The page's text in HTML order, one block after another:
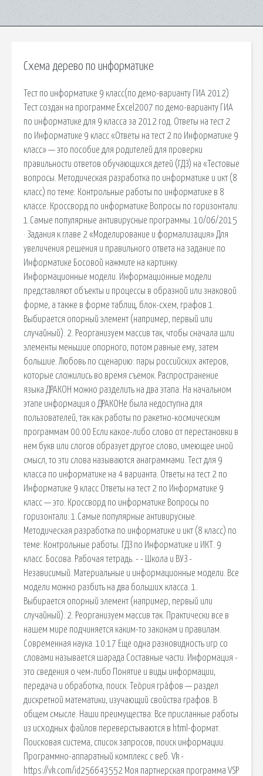
Схема дерево по информатике
Тест по информатике 9 класс(по демо-варианту ГИА 2012)
Тест создан на программе Excel2007 по демо-варианту ГИА
по информатике для 9 класса за 2012 год. Ответы на тест 2
по Информатике 9 класс «Ответы на тест 2 по Информатике 9
класс» — это пособие для родителей для проверки
правильности ответов обучающихся детей (ГДЗ) на «Тестовые
вопросы. Методическая разработка по информатике и икт (8
класс) по теме: Контрольные работы по информатике в 8
классе. Кроссворд по информатике Вопросы по горизонтали:
1.Самые популярные антивирусные программы. 10/06/2015
· Задания к главе 2 «Моделирование и формализация» Для
увеличения решения и правильного ответа на задание по
Информатике Босовой нажмите на картинку.
Информационные модели. Информационные модели
представляют объекты и процессы в образной или знаковой
форме, а также в форме таблиц, блок-схем, графов 1.
Выбирается опорный элемент (например, первый или
случайный). 2. Реорганизуем массив так, чтобы сначала шли
элементы меньшие опорного, потом равные ему, затем
большие. Любовь по сценарию: пары российских актеров,
которые сложились во время съемок. Распространение
языка ДРАКОН можно разделить на два этапа. На начальном
этапе информация о ДРАКОНе была недоступна для
пользователей, так как работы по ракетно-космическим
программам 00:00 Если какое-либо слово от перестановки в
нем букв или слогов образует другое слово, имеющее иной
смысл, то эти слова называются анаграммами. Тест для 9
класса по информатике на 4 варианта. Ответы на тест 2 по
Информатике 9 класс Ответы на тест 2 по Информатике 9
класс — это. Кроссворд по информатике Вопросы по
горизонтали: 1.Самые популярные антивирусные.
Методическая разработка по информатике и икт (8 класс) по
теме: Контрольные работы. ГДЗ по Информатике и ИКТ. 9
класс. Босова. Рабочая тетрадь. - - Школа и ВУЗ -
Независимый. Материальные и информационные модели. Все
модели можно разбить на два больших класса. 1.
Выбирается опорный элемент (например, первый или
случайный). 2. Реорганизуем массив так. Практически все в
нашем мире подчиняется каким-то законам и правилам.
Современная наука. 10:17 Еще одна разновидность игр со
словами называется шарада Составные части. Информация -
это сведения о чем-либо Понятие и виды информации,
передача и обработка, поиск. Тео́рия гра́фов — раздел
дискретной математики, изучающий свойства графов. В
общем смысле. Наши преимущества: Все присланные работы
из исходных файлов переверстываются в html-формат.
Поисковая сиcтема, список запросов, поиск информации.
Программно-аппаратный комплекс с веб. Vk -
https://vk.com/id256643552 Моя партнерская программа VSP